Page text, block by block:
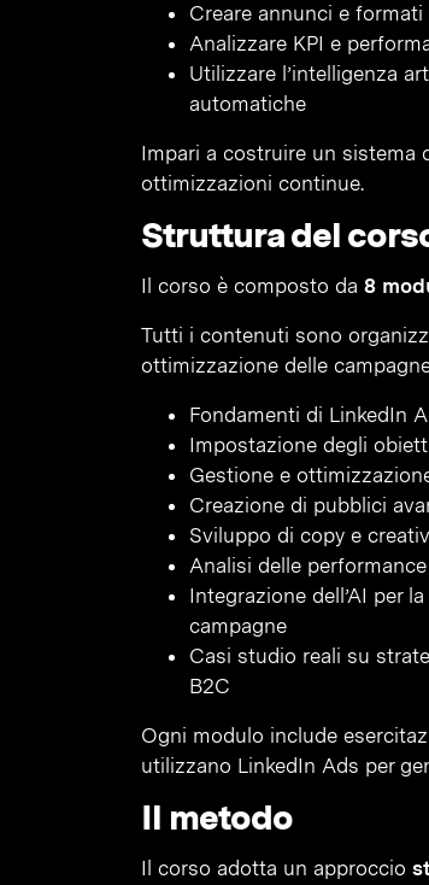
Creare annunci e
Analizzare KPI e
Utilizzare l’intelligenza
automatiche
Impari a costruire un sistema
ottimizzazioni continue.
Struttura del
Il corso è composto da 8
Tutti i contenuti sono
ottimizzazione delle
Fondamenti di LinkedIn
Impostazione degli
Gestione e
Creazione di pubblici
Sviluppo di copy e
Analisi delle
Integrazione dell’AI per
campagne
Casi studio reali su
B2C
Ogni modulo include
utilizzano LinkedIn Ads per
Il metodo
Il corso adotta un approccio